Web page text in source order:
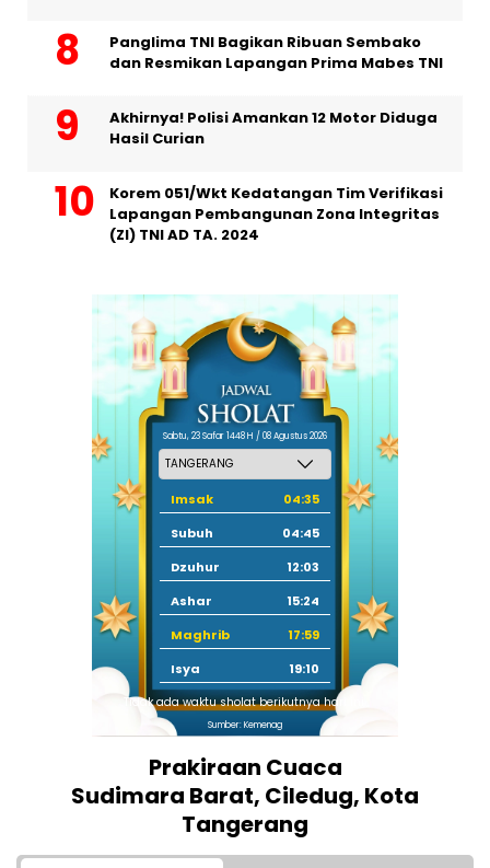
Panglima TNI Bagikan Ribuan Sembako
dan Resmikan Lapangan Prima Mabes TNI
Akhirnya! Polisi Amankan 12 Motor Diduga
Hasil Curian
Korem 051/Wkt Kedatangan Tim Verifikasi
Lapangan Pembangunan Zona Integritas
(ZI) TNI AD TA. 2024
Sabtu, 23 Safar 1448 H / 08 Agustus 2026
Imsak
04:35
Subuh
04:45
Dzuhur
12:03
Ashar
15:24
Maghrib
17:59
Isya
19:10
Tidak ada waktu sholat berikutnya hari ini.
Sumber: Kemenag
Prakiraan Cuaca
Sudimara Barat, Ciledug, Kota
Tangerang